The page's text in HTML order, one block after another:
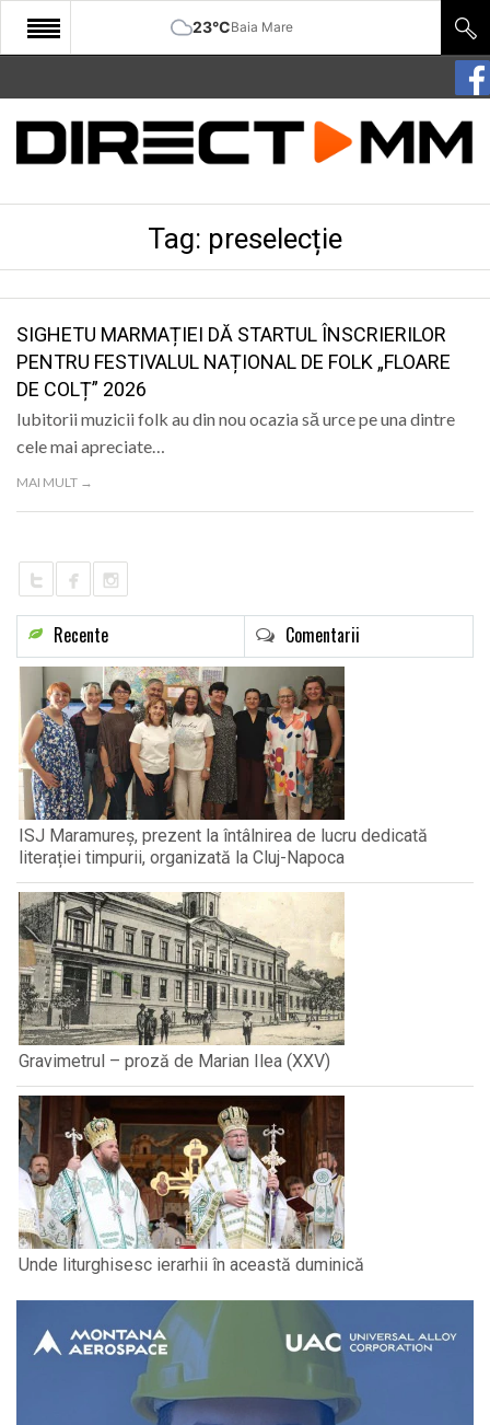
23°CBaia Mare
START
COMUNITATE
SANATATE
SPORT
SPECIAL
POLITIC
Tag: preselecție
SIGHETU MARMAȚIEI DĂ STARTUL ÎNSCRIERILOR
PENTRU FESTIVALUL NAȚIONAL DE FOLK „FLOARE
DE COLȚ” 2026
Iubitorii muzicii folk au din nou ocazia să urce pe una dintre
cele mai apreciate…
MAI MULT →
Recente Comentarii
ISJ Maramureș, prezent la întâlnirea de lucru dedicată
literației timpurii, organizată la Cluj-Napoca
Gravimetrul – proză de Marian Ilea (XXV)
Unde liturghisesc ierarhii în această duminică